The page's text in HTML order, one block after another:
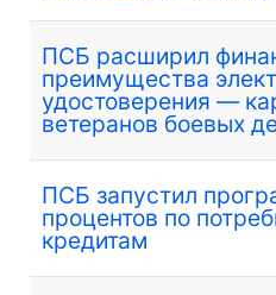
ПСБ расширил
преимущества
удостоверения —
ветеранов боевых
ПСБ запустил
процентов по
кредитам